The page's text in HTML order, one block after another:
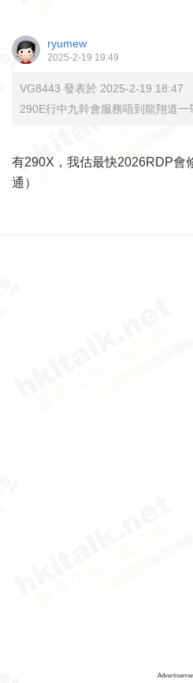
ryumew
2025-2-19 19:49
VG8443 發表於 2025-2-19 18:47
290E行中九幹會服務唔到龍翔道一
有290X，我估最快2026RDP會
通）